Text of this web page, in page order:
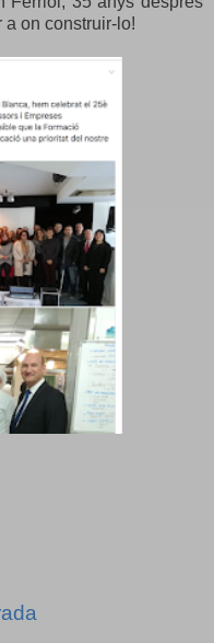
on construir-lo!